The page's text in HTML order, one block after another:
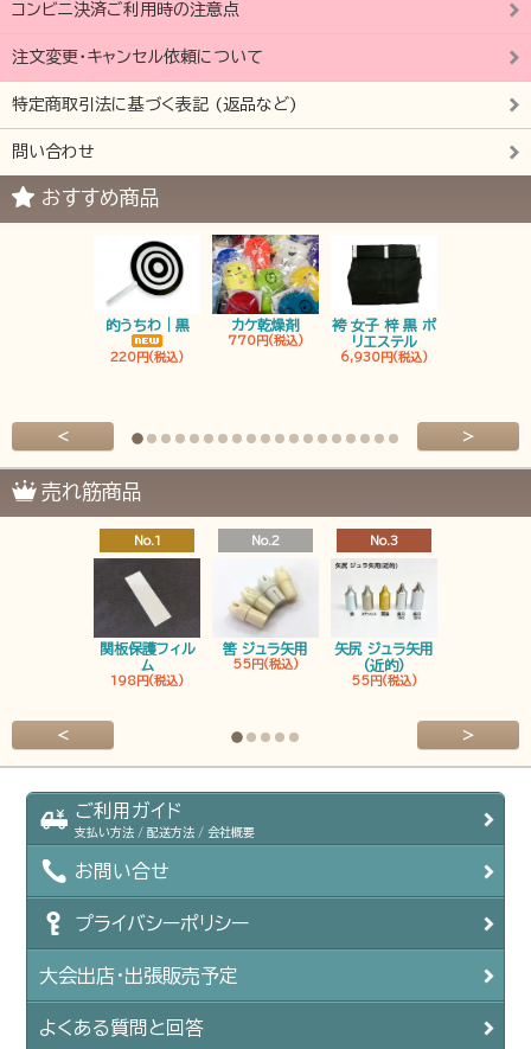
コンビニ決済ご利用時の注意点
注文変更・キャンセル依頼について
特定商取引法に基づく表記 (返品など)
問い合わせ
おすすめ商品
的うちわ｜黒
220円(税込)
カケ乾燥剤
770円(税込)
袴 女子 梓 黒 ポ
リエステル
6,930円(税込)
< >
売れ筋商品
No.1
関板保護フィル
ム
198円(税込)
No.2
筈 ジュラ矢用
55円(税込)
No.3
矢尻 ジュラ矢用
(近的)
55円(税込)
< >
ご利用ガイド
支払い方法 / 配送方法 / 会社概要
お問い合せ
プライバシーポリシー
大会出店・出張販売予定
よくある質問と回答